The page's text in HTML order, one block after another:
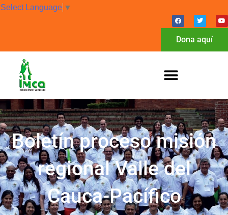
Select Language ▼
Dona aquí
Boletín proceso misión
regional Valle del
Cauca-Pacífico